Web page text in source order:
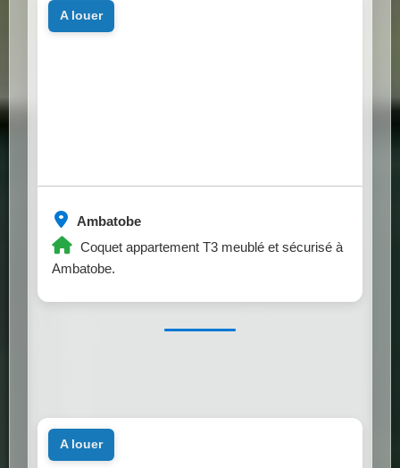
Ambatobe
Coquet appartement T3 meublé et sécurisé à
Ambatobe.
a louer
a louer